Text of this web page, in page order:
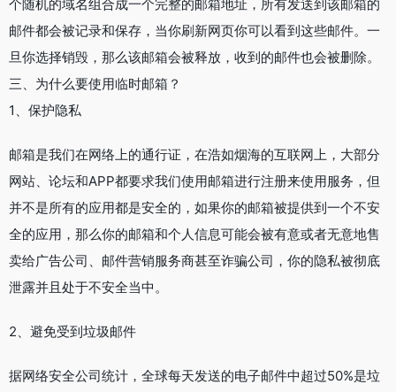
个随机的域名组合成一个完整的邮箱地址，所有发送到该邮箱的
邮件都会被记录和保存，当你刷新网页你可以看到这些邮件。一
旦你选择销毁，那么该邮箱会被释放，收到的邮件也会被删除。
三、为什么要使用临时邮箱？
1、保护隐私
邮箱是我们在网络上的通行证，在浩如烟海的互联网上，大部分
网站、论坛和APP都要求我们使用邮箱进行注册来使用服务，但
并不是所有的应用都是安全的，如果你的邮箱被提供到一个不安
全的应用，那么你的邮箱和个人信息可能会被有意或者无意地售
卖给广告公司、邮件营销服务商甚至诈骗公司，你的隐私被彻底
泄露并且处于不安全当中。
2、避免受到垃圾邮件
据网络安全公司统计，全球每天发送的电子邮件中超过50%是垃